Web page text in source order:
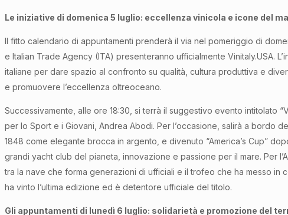
Le iniziative di domenica 5 luglio: eccellenza vinicola e icone del
Il fitto calendario di appuntamenti prenderà il via nel pomeriggio di
e Italian Trade Agency (ITA) presenteranno ufficialmente Vinitaly.USA.
italiane per dare spazio al confronto su qualità, cultura produttiva e
e promuovere l’eccellenza oltreoceano.
Successivamente, alle ore 18:30, si terrà il suggestivo evento intitolato
per lo Sport e i Giovani, Andrea Abodi. Per l’occasione, salirà a bordo
1848 come elegante brocca in argento, e divenuto “America’s Cup”
grandi yacht club del pianeta, innovazione e passione per il mare. Per
tra la nave che forma generazioni di ufficiali e il trofeo che ha messo
ha vinto l’ultima edizione ed è detentore ufficiale del titolo.
Gli appuntamenti di lunedì 6 luglio: solidarietà e promozione del